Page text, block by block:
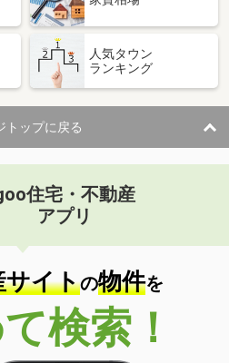
人気タウン
ランキング
トップに戻る
住宅・不動産
アプリ
サイトの物件を
検索！